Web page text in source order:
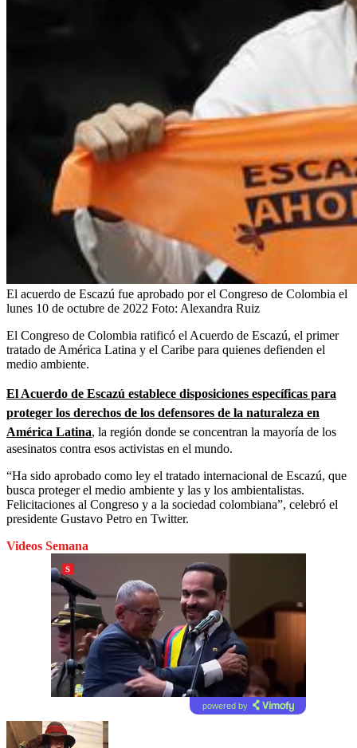
El acuerdo de Escazú fue aprobado por el Congreso de Colombia el
lunes 10 de octubre de 2022 Foto: Alexandra Ruiz
El Congreso de Colombia ratificó el Acuerdo de Escazú, el primer
tratado de América Latina y el Caribe para quienes defienden el
medio ambiente.
El Acuerdo de Escazú establece disposiciones específicas para
proteger los derechos de los defensores de la naturaleza en
América Latina, la región donde se concentran la mayoría de los
asesinatos contra esos activistas en el mundo.
“Ha sido aprobado como ley el tratado internacional de Escazú, que
busca proteger el medio ambiente y las y los ambientalistas.
Felicitaciones al Congreso y a la sociedad colombiana”, celebró el
presidente Gustavo Petro en Twitter.
Videos Semana
powered by